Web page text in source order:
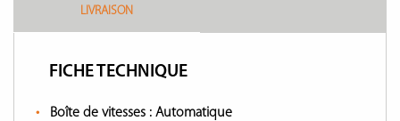
LIVRAISON
FICHE TECHNIQUE
Boîte de vitesses : Automatique